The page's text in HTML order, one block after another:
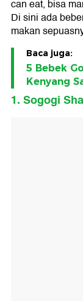
can eat, bisa
Di sini ada
makan
Baca juga:
5 Bebek
Kenyang
1. Sogogi